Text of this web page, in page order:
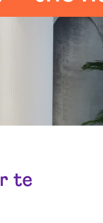
te